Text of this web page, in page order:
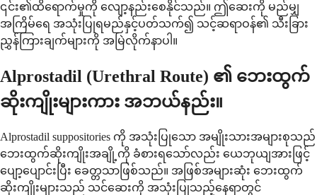
၎င်း၏ထိရောက်မှုကို လျော့နည်းစေနိုင်သည်။ ဤဆေးကို မည်မျှ
အကြိမ်ရေ အသုံးပြုရမည်နှင့်ပတ်သက်၍ သင့်ဆရာဝန်၏ သီးခြား
ညွှန်ကြားချက်များကို အမြဲလိုက်နာပါ။
Alprostadil (Urethral Route) ၏ ဘေးထွက်
ဆိုးကျိုးများကား အဘယ်နည်း။
Alprostadil suppositories ကို အသုံးပြုသော အမျိုးသားအများစုသည်
ဘေးထွက်ဆိုးကျိုးအချို့ကို ခံစားရသော်လည်း ယေဘုယျအားဖြင့်
ပျော့ပျောင်းပြီး ခေတ္တသာဖြစ်သည်။ အဖြစ်အများဆုံး ဘေးထွက်
ဆိုးကျိုးများသည် သင်ဆေးကို အသုံးပြုသည့်နေရာတွင်